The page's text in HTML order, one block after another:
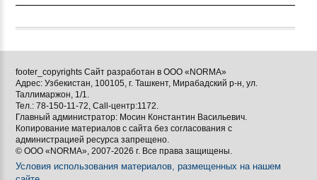
footer_copyrights Сайт разработан в ООО «NORMA»
Адрес: Узбекистан, 100105, г. Ташкент, Мирабадский р-н, ул.
Таллимаржон, 1/1.
Тел.: 78-150-11-72, Call-центр:1172.
Главный администратор: Мосин Константин Васильевич.
Копирование материалов с сайта без согласования с
администрацией ресурса запрещено.
© ООО «NORMA», 2007-2026 г. Все права защищены.
Условия использования материалов, размещенных на нашем